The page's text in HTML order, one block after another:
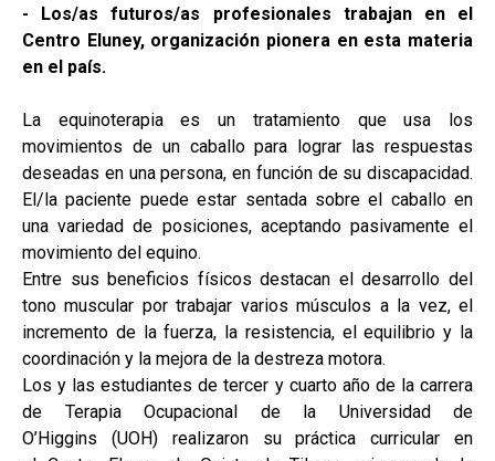
- Los/as futuros/as profesionales trabajan en el
Centro Eluney, organización pionera en esta materia
en el país.
La equinoterapia es un tratamiento que usa los
movimientos de un caballo para lograr las respuestas
deseadas en una persona, en función de su discapacidad.
El/la paciente puede estar sentada sobre el caballo en
una variedad de posiciones, aceptando pasivamente el
movimiento del equino.
Entre sus beneficios físicos destacan el desarrollo del
tono muscular por trabajar varios músculos a la vez, el
incremento de la fuerza, la resistencia, el equilibrio y la
coordinación y la mejora de la destreza motora.
Los y las estudiantes de tercer y cuarto año de la carrera
de Terapia Ocupacional de la Universidad de
O’Higgins (UOH) realizaron su práctica curricular en